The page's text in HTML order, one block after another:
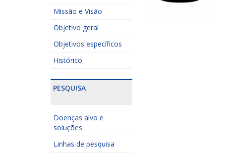
Missão e Visão
Objetivo geral
Objetivos específicos
Histórico
PESQUISA
Doenças alvo e
soluções
Linhas de pesquisa